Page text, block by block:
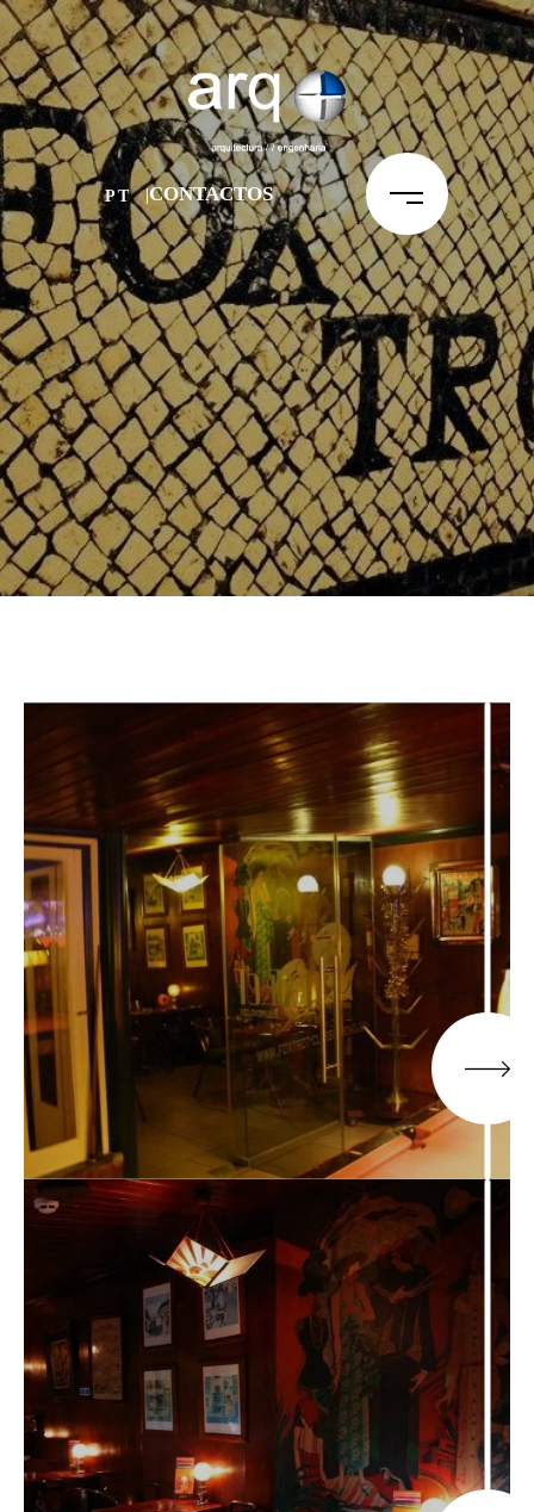
PT CONTACTOS